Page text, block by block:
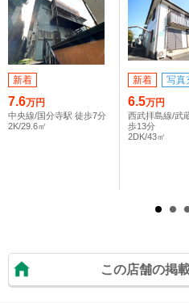
新着
7.6万円
中央線/国分寺駅 徒歩7分
2K/29.6㎡
新着 写真
6.5万円
西武拝島線/武
歩13分
2DK/43㎡
この店舗の掲